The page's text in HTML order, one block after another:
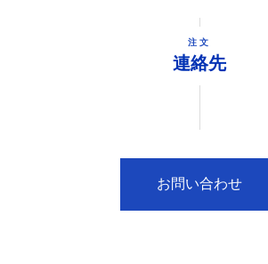
注文
連絡先
お問い合わせ